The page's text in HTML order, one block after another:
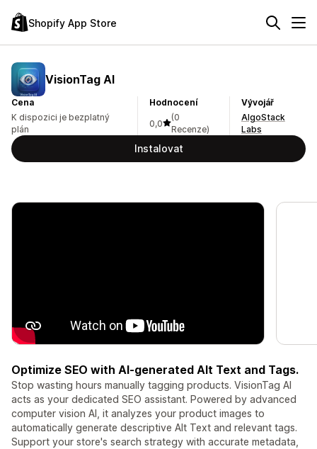
Shopify App Store
VisionTag AI
Cena
K dispozici je bezplatný
plán
Hodnocení
0,0
(0
Recenze)
Vývojář
AlgoStack
Labs
Instalovat
Optimize SEO with AI-generated Alt Text and Tags.
Stop wasting hours manually tagging products. VisionTag AI
acts as your dedicated SEO assistant. Powered by advanced
computer vision AI, it analyzes your product images to
automatically generate descriptive Alt Text and relevant tags.
Support your store's search strategy with accurate metadata,